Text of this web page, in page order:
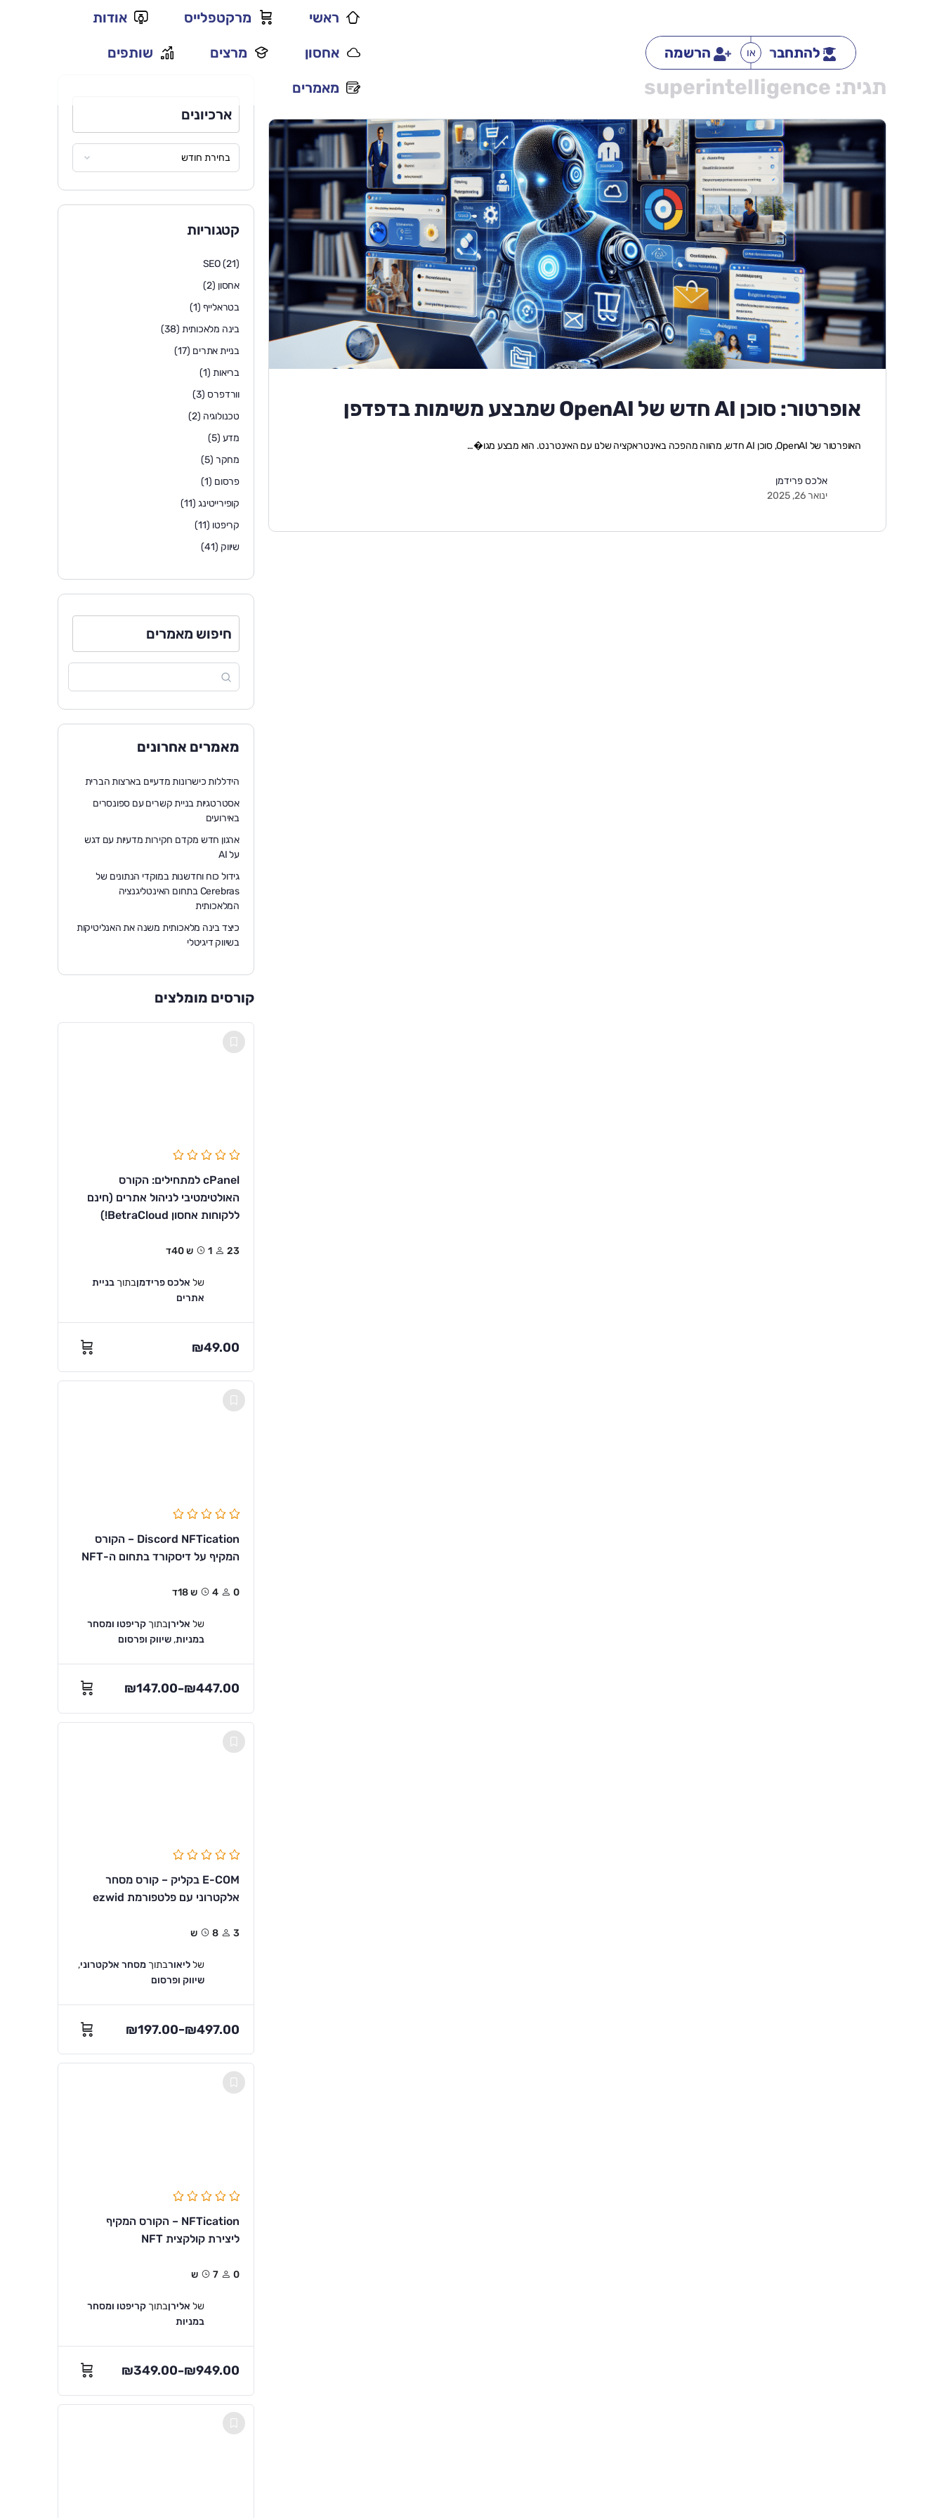
להתחבר או הרשמה
ראשי מרקטפלייס אודות
אחסון מרצים שותפים
מאמרים תגית: superintelligence
אופרטור: סוכן AI חדש של OpenAI שמבצע משימות בדפדפן
האופרטור של OpenAI, סוכן AI חדש, מהווה מהפכה באינטראקציה שלנו עם האינטרנט. הוא מבצע מגו�…
אלכס פרידמן
ינואר 26, 2025
ארכיונים
קטגוריות
SEO(21)
אחסון (2)
בטראלייף (1)
בינה מלאכותית (38)
בניית אתרים (17)
בריאות(1)
וורדפרס (3)
טכנולוגיה (2)
מדע (5)
מחקר (5)
פרסום (1)
קופירייטינג(11)
קריפטו (11)
שיווק (41)
חיפוש מאמרים
מאמרים אחרונים
הידללות כישרונות מדעיים בארצות הברית
אסטרטגיות בניית קשרים עם ספונסרים
באירועים
ארגון חדש מקדם חקירות מדעיות עם דגש
על AI
גידול כוח וחדשנות במוקדי הנתונים של
Cerebras בתחום האינטליגנציה
המלאכותית
כיצד בינה מלאכותית משנה את האנליטיקות
בשיווק דיגיטלי
קורסים מומלצים
cPanel למתחילים: הקורס
האולטימטיבי לניהול אתרים (חינם
ללקוחות אחסון BetraCloud!)
23 1ש 40ד
של אלכס פרידמןבתוך בניית
אתרים
₪49.00
Discord NFTication – הקורס
המקיף על דיסקורד בתחום ה-NFT
0 4ש 18ד
של אלירןבתוך קריפטו ומסחר
במניות, שיווק ופרסום
₪147.00–₪447.00
E-COM בקליק – קורס מסחר
אלקטרוני עם פלטפורמת ezwid
3 8ש
שלליאורבתוך מסחר אלקטרוני,
שיווק ופרסום
₪197.00–₪497.00
NFTication – הקורס המקיף
ליצירת קולקצית NFT
0 7ש
של אלירןבתוך קריפטו ומסחר
במניות
₪349.00–₪949.00